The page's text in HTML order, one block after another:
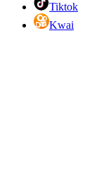
Tiktok
Kwai